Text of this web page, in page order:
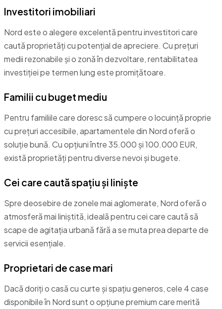
Investitori imobiliari
Nord este o alegere excelentă pentru investitori care
caută proprietăți cu potențial de apreciere. Cu prețuri
medii rezonabile și o zonă în dezvoltare, rentabilitatea
investiției pe termen lung este promițătoare.
Familii cu buget mediu
Pentru familiile care doresc să cumpere o locuință proprie
cu prețuri accesibile, apartamentele din Nord oferă o
soluție bună. Cu opțiuni între 35.000 și 100.000 EUR,
există proprietăți pentru diverse nevoi și bugete.
Cei care caută spațiu și liniște
Spre deosebire de zonele mai aglomerate, Nord oferă o
atmosferă mai liniștită, ideală pentru cei care caută să
scape de agitația urbană fără a se muta prea departe de
servicii esențiale.
Proprietari de case mari
Dacă doriți o casă cu curte și spațiu generos, cele 4 case
disponibile în Nord sunt o opțiune premium care merită